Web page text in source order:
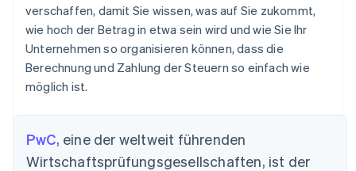
verschaffen, damit Sie wissen, was auf Sie zukommt,
wie hoch der Betrag in etwa sein wird und wie Sie Ihr
Unternehmen so organisieren können, dass die
Berechnung und Zahlung der Steuern so einfach wie
möglich ist.
PwC, eine der weltweit führenden
Wirtschaftsprüfungsgesellschaften, ist der